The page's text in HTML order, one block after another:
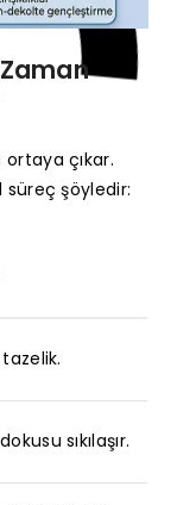
çıkar.
süreç şöyledir:
sıkılaşır.